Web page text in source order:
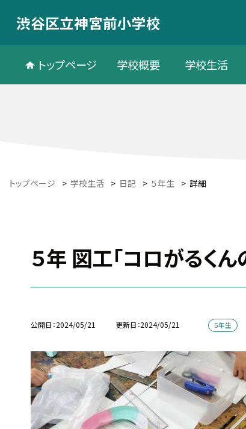
渋谷区立神宮前小学校
トップページ 学校概要 学校生活
トップページ > 学校生活 > 日記 > ５年生 > 詳細
５年 図工「コロがるくん
公開日 2024/05/21 更新日 2024/05/21 ５年生